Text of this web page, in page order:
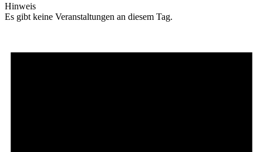
Hinweis
Es gibt keine Veranstaltungen an diesem Tag.